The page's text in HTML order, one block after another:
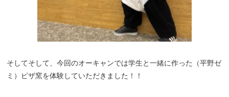
そしてそして、今回のオーキャンでは学生と一緒に作った（平野ゼ
ミ）ピザ窯を体験していただきました！！